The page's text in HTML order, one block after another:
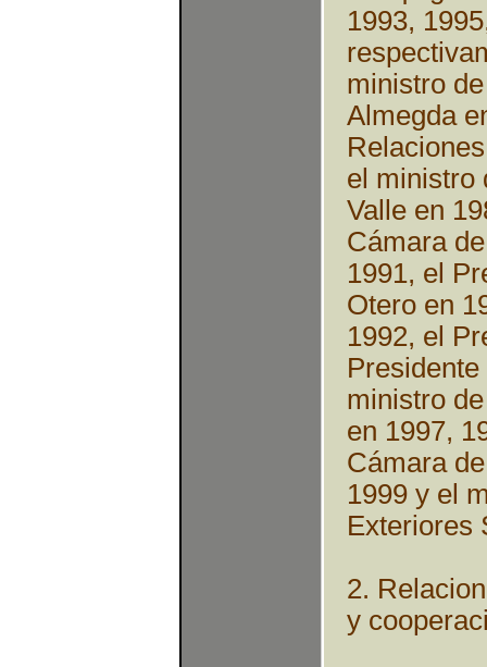
1993,
ministro
Almegda
el ministro
Valle en
Cámara
1991, el
Otero en
1992, el
ministro
en 1997,
Cámara
1999 y el
Exteriores
2.
y